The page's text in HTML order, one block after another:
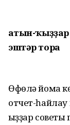
Ҡатын-
эштәр тора
Өфөлә йома
отчет-һайлау
ҡыҙҙар